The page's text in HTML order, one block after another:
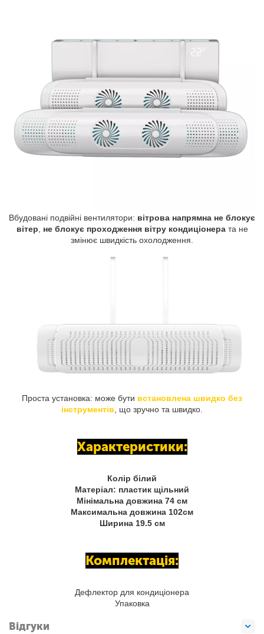
Вбудовані подвійні вентилятори: вітрова напрямна не блокує
вітер, не блокує проходження вітру кондиціонерата не
змінює швидкість охолодження.
Проста установка: може бути встановлена швидко без
інструментів , що зручно та швидко.
Характеристики:
Колір білий
Матеріал: пластик щільний
Мінімальна довжина 74 см
Максимальна довжина 102см
Ширина 19.5 см
Комплектація:
Дефлектор для кондиціонера
Упаковка
Відгуки